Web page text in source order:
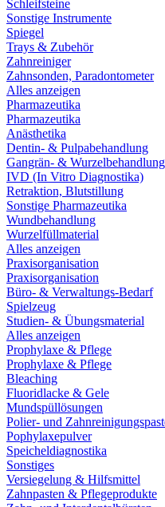
Schleifsteine
Sonstige Instrumente
Spiegel
Trays & Zubehör
Zahnreiniger
Zahnsonden, Paradontometer
Alles anzeigen
Pharmazeutika
Pharmazeutika
Anästhetika
Dentin- & Pulpabehandlung
Gangrän- & Wurzelbehandlung
IVD (In Vitro Diagnostika)
Retraktion, Blutstillung
Sonstige Pharmazeutika
Wundbehandlung
Wurzelfüllmaterial
Alles anzeigen
Praxisorganisation
Praxisorganisation
Büro- & Verwaltungs-Bedarf
Spielzeug
Studien- & Übungsmaterial
Alles anzeigen
Prophylaxe & Pflege
Prophylaxe & Pflege
Bleaching
Fluoridlacke & Gele
Mundspüllösungen
Polier- und
Pophylaxepulver
Speicheldiagnostika
Sonstiges
Versiegelung & Hilfsmittel
Zahnpasten & Pflegeprodukte